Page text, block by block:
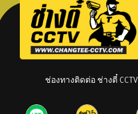
ช่องทางติดต่อ ช่างตี๋